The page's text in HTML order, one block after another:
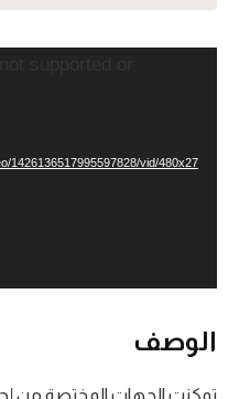
1426136517995597828/vid/480x27
الوصف